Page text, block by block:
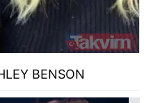
BENSON